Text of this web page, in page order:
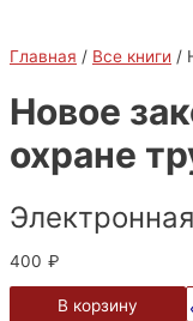
Главная / Все книги /
Новое
охране
400 ₽
В корзину